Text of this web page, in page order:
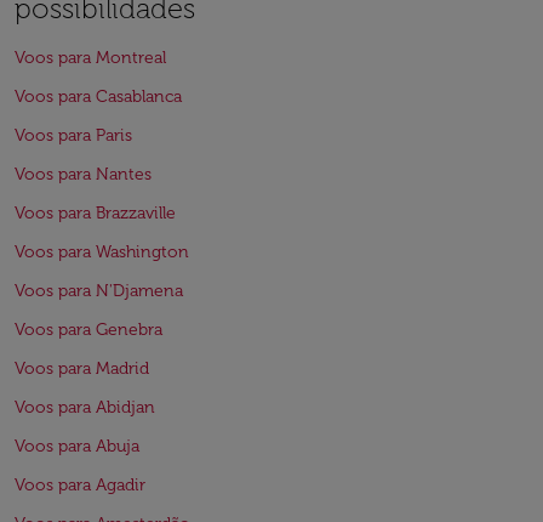
possibilidades
Voos para Montreal
Voos para Casablanca
Voos para Paris
Voos para Nantes
Voos para Brazzaville
Voos para Washington
Voos para N'Djamena
Voos para Genebra
Voos para Madrid
Voos para Abidjan
Voos para Abuja
Voos para Agadir